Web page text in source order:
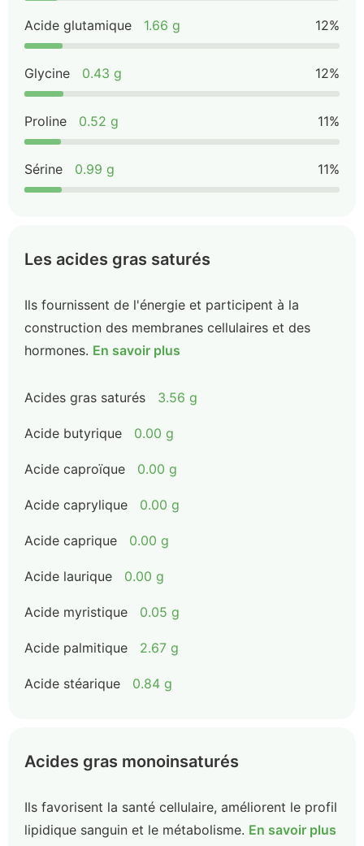
Acide glutamique 1.66 g 12%
Glycine 0.43 g 12%
Proline 0.52 g 11%
Sérine 0.99 g 11%
Les acides gras saturés
Ils fournissent de l'énergie et participent à la
construction des membranes cellulaires et des
hormones. En savoir plus
Acides gras saturés 3.56 g
Acide butyrique 0.00 g
Acide caproïque 0.00 g
Acide caprylique 0.00 g
Acide caprique 0.00 g
Acide laurique 0.00 g
Acide myristique 0.05 g
Acide palmitique 2.67 g
Acide stéarique 0.84 g
Acides gras monoinsaturés
Ils favorisent la santé cellulaire, améliorent le profil
lipidique sanguin et le métabolisme. En savoir plus